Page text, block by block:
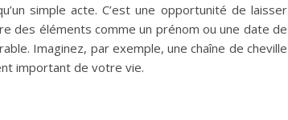
simple acte. C’est une opportunité de laisser
des éléments comme un prénom ou une date de
Imaginez, par exemple, une chaîne de cheville
important de votre vie.